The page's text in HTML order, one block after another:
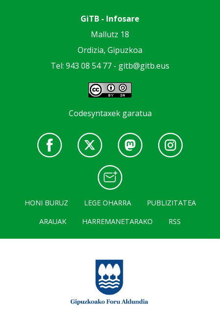
GiTB - Infosare
Mallutz 18
Ordizia, Gipuzkoa
Tel: 943 08 54 77 - gitb@gitb.eus
Codesyntaxek garatua
HONI BURUZ LEGE OHARRA
PUBLIZITATEA
ARAUAK
HARREMANETARAKO RSS